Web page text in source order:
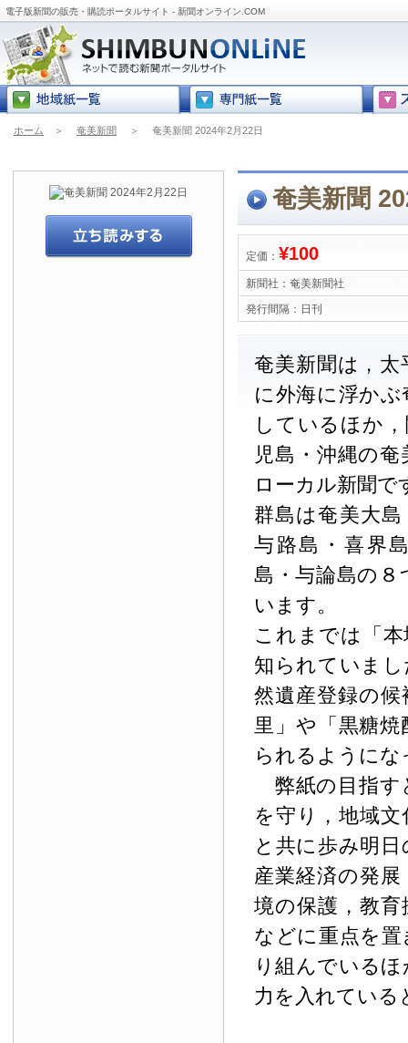
電子版新聞の販売・購読ポータルサイト - 新聞オンライン.COM
ホーム ＞ 奄美新聞 ＞ 奄美新聞 2024年2月22日
奄美新聞
定価： ¥100
新聞社： 奄美新聞社
発行間隔： 日刊
奄美新聞は，
に外海に浮か
しているほか
児島・沖縄の
ローカル新聞で
群島は奄美大
与路島・喜界
島・与論島の
います。
これまでは「
知られていま
然遺産登録の
里」や「黒糖
られるように
弊紙の目指す
を守り，地域
と共に歩み明
産業経済の発
境の保護，教
などに重点を
り組んでいる
力を入れている